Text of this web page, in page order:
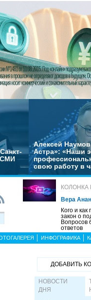
СМИ
Алексей
Астра»: «Наши
свою работу в
КОЛОНКА
Вера
Кого и
закон о
Вопросов
ответов
ИНФОГРАФИКА
ДОБАВИТЬ
НОВОСТИ
ДНЯ